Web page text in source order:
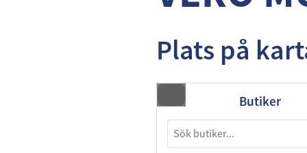
Plats på
Butiker